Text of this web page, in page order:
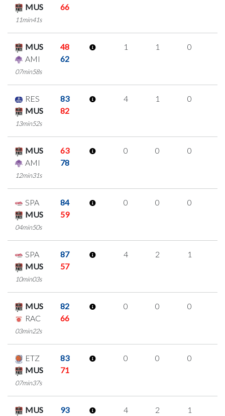
MUS
66
11min41s
MUS
48
AMI
62
07min58s
1 1 0
RES
83
MUS
82
13min52s
4 1 0
MUS
63
AMI
78
12min31s
0 0 0
SPA
84
MUS
59
04min50s
0 0 0
SPA
87
MUS
57
10min03s
4 2 1
MUS
82
RAC
66
03min22s
0 0 0
ETZ
83
MUS
71
07min37s
0 0 0
MUS
93
4 2 1